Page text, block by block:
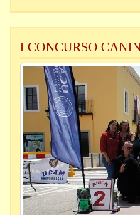
I CONCURSO